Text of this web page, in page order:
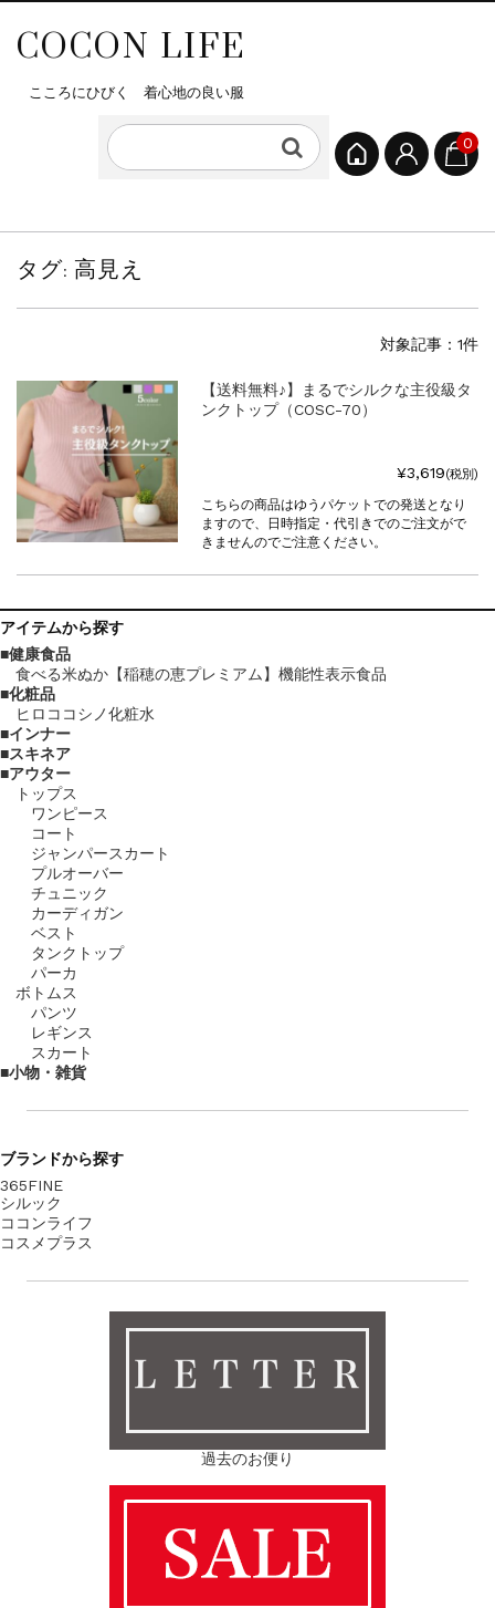
COCON LIFE
こころにひびく 着心地の良い服
0
タグ:高見え
対象記事：1件
【送料無料♪】まるでシルクな主役級タ
ンクトップ（COSC-70）
¥3,619(税別)
こちらの商品はゆうパケットでの発送となり
ますので、日時指定・代引きでのご注文がで
きませんのでご注意ください。
アイテムから探す
健康食品
食べる米ぬか【稲穂の恵プレミアム】機能性表示食品
化粧品
ヒロココシノ化粧水
インナー
スキネア
アウター
トップス
ワンピース
コート
ジャンパースカート
プルオーバー
チュニック
カーディガン
ベスト
タンクトップ
パーカ
ボトムス
パンツ
レギンス
スカート
小物・雑貨
ブランドから探す
365FINE
シルック
ココンライフ
コスメプラス
ＬＥＴＴＥＲ
過去のお便り